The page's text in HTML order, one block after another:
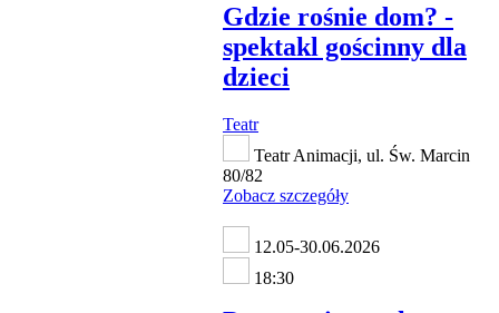
Gdzie rośnie dom? -
spektakl gościnny dla
dzieci
Teatr
Teatr Animacji, ul. Św. Marcin
80/82
Zobacz szczegóły
12.05-30.06.2026
18:30